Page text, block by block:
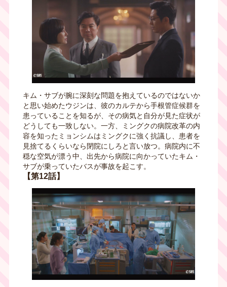
キム・サブが腕に深刻な問題を抱えているのではないか
と思い始めたウジンは、彼のカルテから手根管症候群を
患っていることを知るが、その病気と自分が見た症状が
どうしても一致しない。一方、ミングクの病院改革の内
容を知ったミョンシムはミングクに強く抗議し、患者を
見捨てるくらいなら閉院にしろと言い放つ。病院内に不
穏な空気が漂う中、出先から病院に向かっていたキム・
サブが乗っていたバスが事故を起こす。
【第12話】